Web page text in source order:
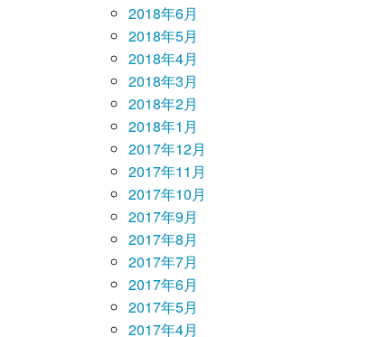
2018年6月
2018年5月
2018年4月
2018年3月
2018年2月
2018年1月
2017年12月
2017年11月
2017年10月
2017年9月
2017年8月
2017年7月
2017年6月
2017年5月
2017年4月